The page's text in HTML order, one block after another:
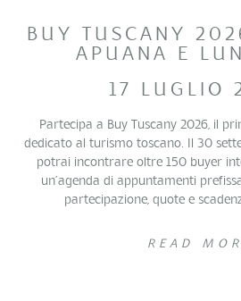
BUY TUSCANY
APUANA E
17 LUGLIO
Partecipa a Buy Tuscany 2026, il
dedicato al turismo toscano. Il 30
potrai incontrare oltre 150 buyer
un’agenda di appuntamenti
partecipazione, quote e
READ